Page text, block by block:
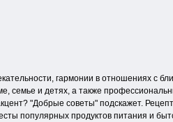
гармонии в отношениях с
семье и детях, а также
"Добрые советы" подскажет.
популярных продуктов питания и